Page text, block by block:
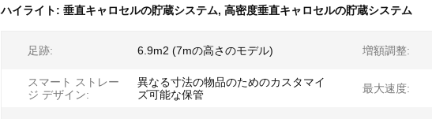
ハイライト: 垂直キャロセルの貯蔵システム, 高密度垂直キャロセルの貯蔵システム
足跡: 6.9m2 (7mの高さのモデル) 増額調整:
スマート ストレー
ジ デザイン:
異なる寸法の物品のためのカスタマイ
ズ可能な保管
最大速度: